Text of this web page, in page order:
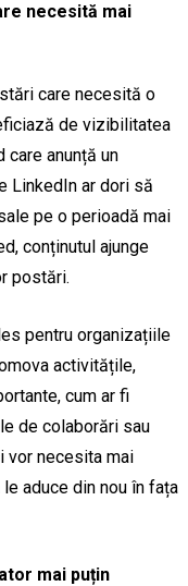
necesită mai
care necesită o
de vizibilitatea
care anunță un
LinkedIn ar dori să
pe o perioadă mai
conținutul ajunge
postări.
pentru organizațiile
activitățile,
cum ar fi
de colaborări sau
vor necesita mai
aduce din nou în fața
mai puțin